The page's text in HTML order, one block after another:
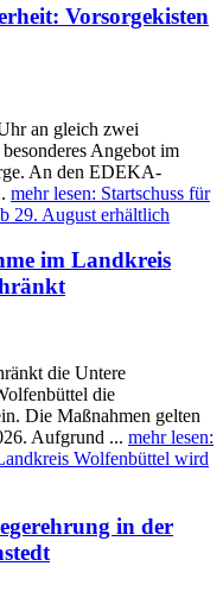
Vorsorgekisten
an gleich zwei
Angebot im
An den EDEKA-
mehr lesen: Startschuss für
29. August erhältlich
im Landkreis
die Untere
die
Die Maßnahmen gelten
Aufgrund ... mehr lesen:
Wolfenbüttel wird
in der